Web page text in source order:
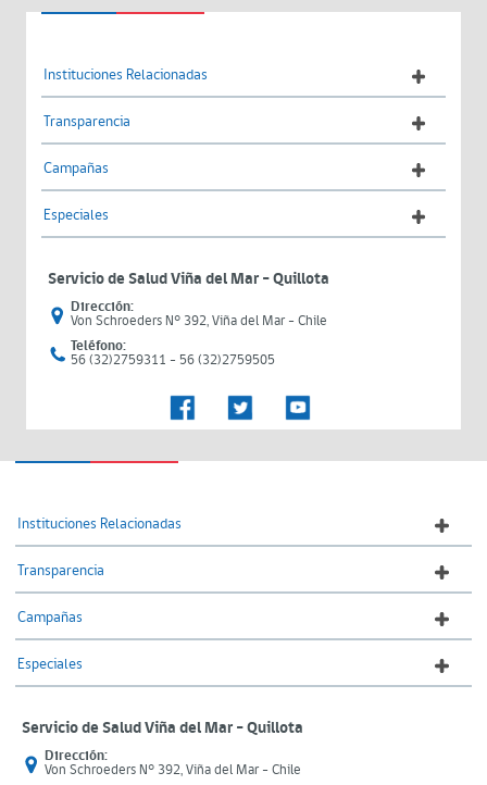
Instituciones Relacionadas
Transparencia
Campañas
Especiales
Servicio de Salud Viña del Mar – Quillota
Dirección:
Von Schroeders N° 392, Viña del Mar - Chile
Teléfono:
56 (32)2759311 - 56 (32)2759505
Instituciones Relacionadas
Transparencia
Campañas
Especiales
Servicio de Salud Viña del Mar – Quillota
Dirección:
Von Schroeders N° 392, Viña del Mar - Chile